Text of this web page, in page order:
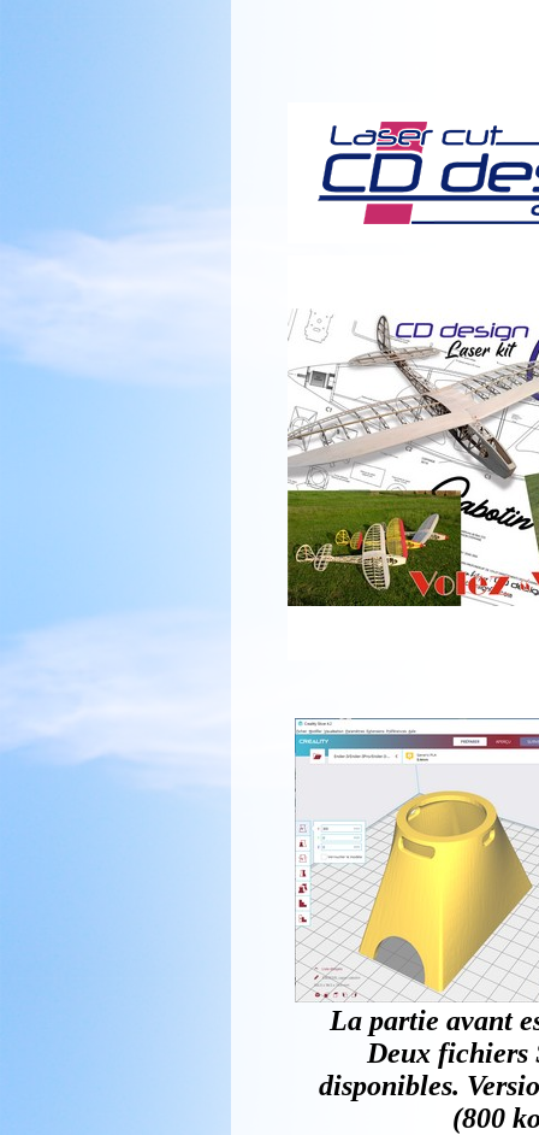
La partie avant
Deux fichiers
disponibles.
(800